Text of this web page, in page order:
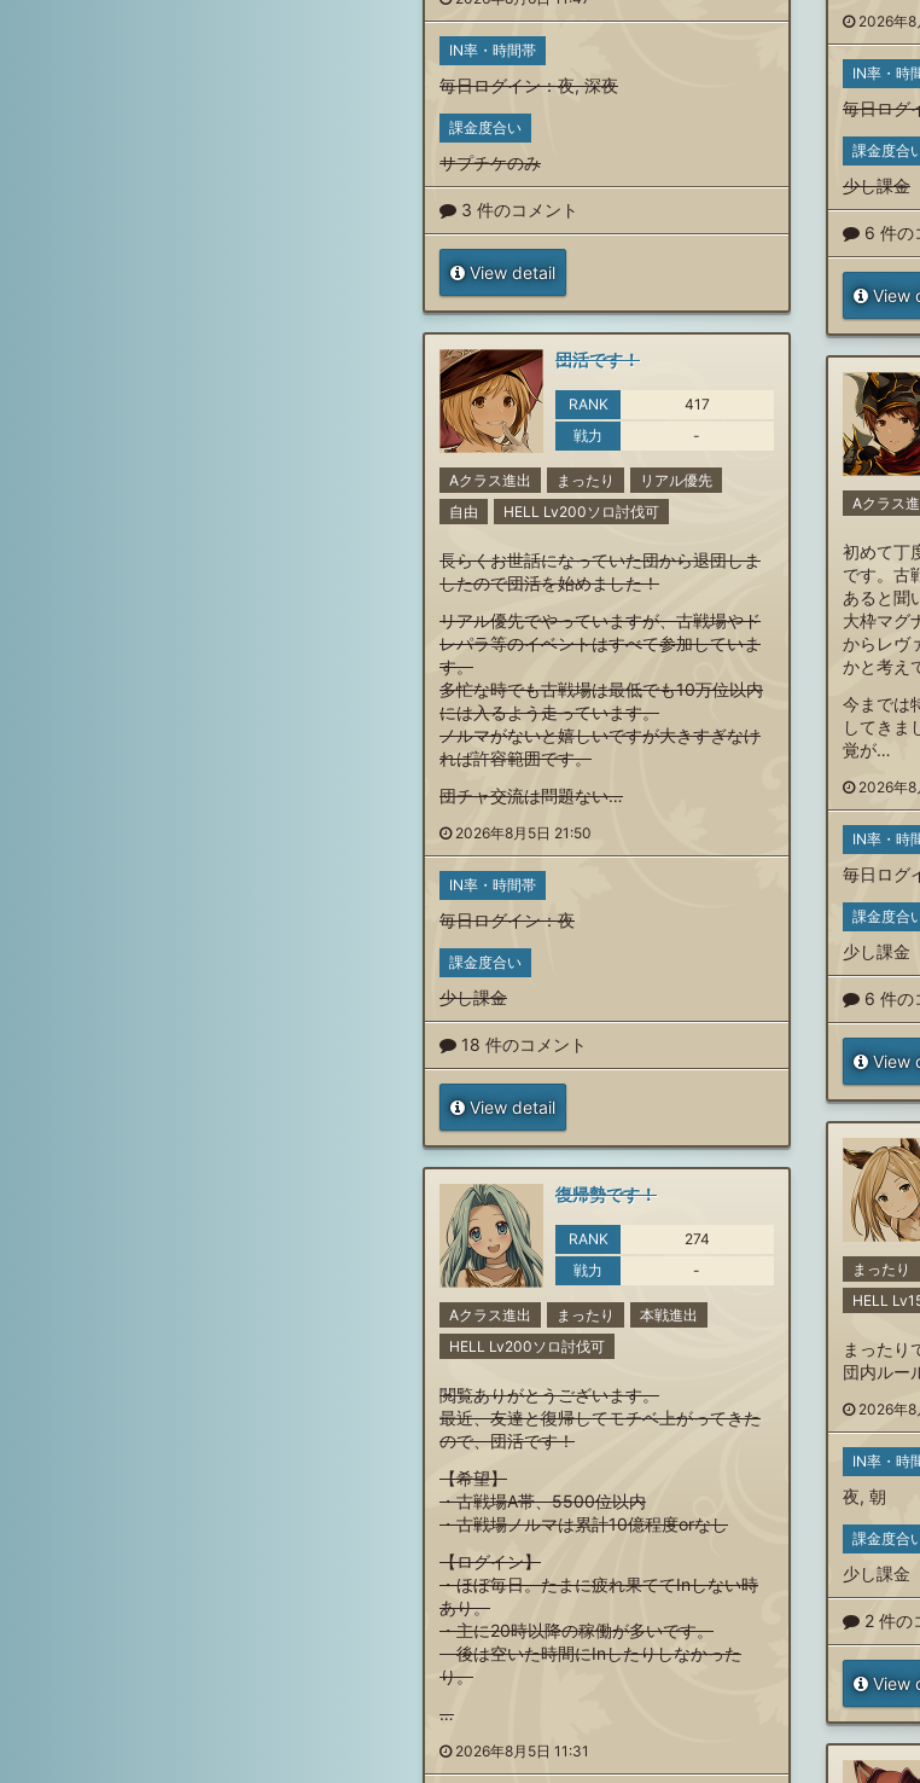
2026年8
IN率・時
毎日ログ
課金度合
少し課金
6 件の
View
IN率・時間帯
毎日ログイン：夜,深夜
課金度合い
サプチケのみ
3 件のコメント
View detail
団活です！
RANK
417
戦力
-
Aクラス進出 まったり
リアル優先
自由
HELL Lv200ソロ討伐可
長らくお世話になっていた団から退団しま
したので団活を始めました！
リアル優先でやっていますが、古戦場やド
レパラ等のイベントはすべて参加していま
す。
多忙な時でも古戦場は最低でも10万位以内
には入るよう走っています。
ノルマがないと嬉しいですが大きすぎなけ
れば許容範囲です。
団チャ交流は問題ない…
2026年8月5日 21:50
IN率・時間帯
毎日ログイン：夜
課金度合い
少し課金
18 件のコメント
View detail
Aクラス
初めて丁
です。古
あると聞
大枠マグ
からレヴ
かと考え
今までは
してきま
覚が…
2026年8
IN率・時
毎日ログ
課金度合
少し課金
6 件の
View
まったり
HELL
まったり
団内ルー
2026年
IN率・時
夜, 朝
課金度合
少し課金
2 件の
View
復帰勢です！
RANK
274
戦力
-
Aクラス進出 まったり
本戦進出
HELL Lv200ソロ討伐可
閲覧ありがとうございます。
最近、友達と復帰してモチベ上がってきた
ので、団活です！
【希望】
・古戦場A帯、5500位以内
・古戦場ノルマは累計10億程度orなし
【ログイン】
・ほぼ毎日。たまに疲れ果ててInしない時
あり。
・主に20時以降の稼働が多いです。
後は空いた時間にInしたりしなかった
り。
…
2026年8月5日 11:31